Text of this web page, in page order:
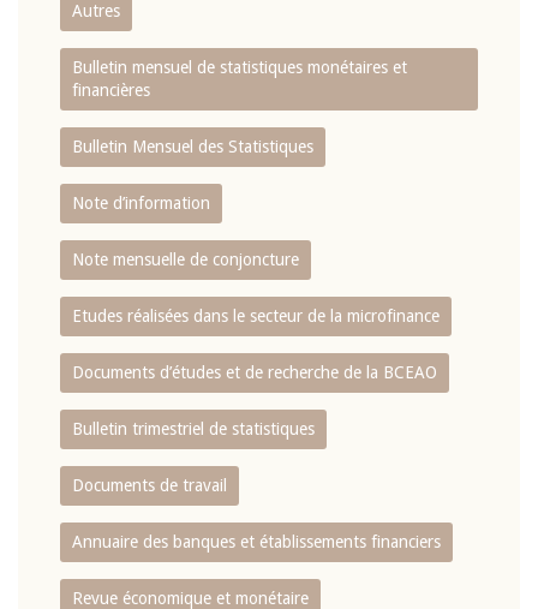
Autres
Bulletin mensuel de statistiques monétaires et
financières
Bulletin Mensuel des Statistiques
Note d’information
Note mensuelle de conjoncture
Etudes réalisées dans le secteur de la microfinance
Documents d’études et de recherche de la BCEAO
Bulletin trimestriel de statistiques
Documents de travail
Annuaire des banques et établissements financiers
Revue économique et monétaire